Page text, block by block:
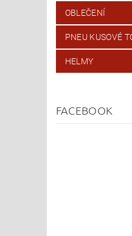
OBLEČENÍ
PNEU KUSOVÉ
HELMY
FACEBOOK